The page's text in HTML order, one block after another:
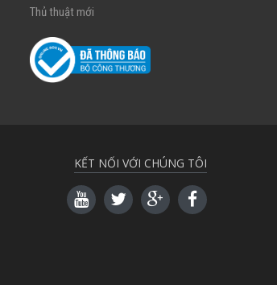
Thủ thuật mới
KẾT NỐI VỚI CHÚNG TÔI